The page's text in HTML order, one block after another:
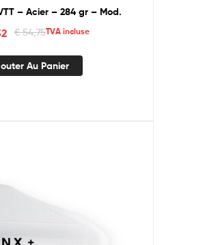
– Acier – 284 gr – Mod.
€54,75TVA incluse
Au Panier